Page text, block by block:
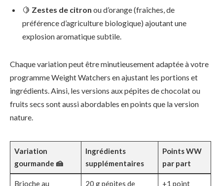
🍋 Zestes de citron ou d’orange (fraîches, de
préférence d’agriculture biologique) ajoutant une
explosion aromatique subtile.
Chaque variation peut être minutieusement adaptée à votre
programme Weight Watchers en ajustant les portions et
ingrédients. Ainsi, les versions aux pépites de chocolat ou
fruits secs sont aussi abordables en points que la version
nature.
Variation
gourmande 🍰
Ingrédients
supplémentaires
Points WW
par part
Brioche au
20 g pépites de
+1 point